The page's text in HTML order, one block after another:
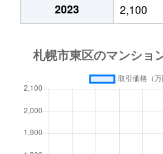
北１５条東
3,000万円
北１７条東
2,700万円
北１８条東
北１９条東
350万円
2023
2,100